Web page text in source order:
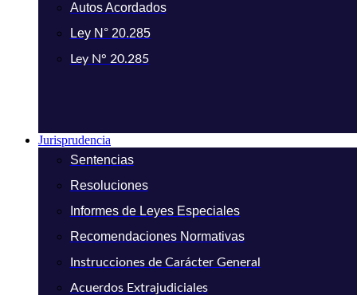
Autos Acordados
Ley N° 20.285
Ley N° 20.285
Jurisprudencia
Sentencias
Resoluciones
Informes de Leyes Especiales
Recomendaciones Normativas
Instrucciones de Carácter General
Acuerdos Extrajudiciales